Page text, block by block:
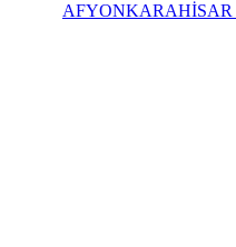
AFYONKARAHİSAR